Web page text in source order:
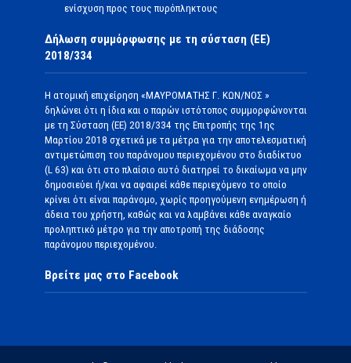
ενίσχυση προς τους πυρόπληκτους
Δήλωση συμμόρφωσης με τη σύσταση (ΕΕ)
2018/334
Η ατομική επιχείρηση «ΜΑΥΡΟΜΑΤΗΣ Γ. ΚΩΝ/ΝΟΣ »
δηλώνει ότι η ίδια και ο παρών ιστότοπος συμμορφώνονται
με τη Σύσταση (ΕΕ) 2018/334 της Επιτροπής της 1ης
Μαρτίου 2018 σχετικά με τα μέτρα για την αποτελεσματική
αντιμετώπιση του παράνομου περιεχομένου στο διαδίκτυο
(L 63) και ότι στο πλαίσιο αυτό διατηρεί το δικαίωμα να μην
δημοσιεύει ή/και να αφαιρεί κάθε περιεχόμενο το οποίο
κρίνει ότι είναι παράνομο, χωρίς προηγούμενη ενημέρωση ή
άδεια του χρήστη, καθώς και να λαμβάνει κάθε αναγκαίο
προληπτικό μέτρο για την αποτροπή της διάδοσης
παράνομου περιεχομένου.
Βρείτε μας στο Facebook